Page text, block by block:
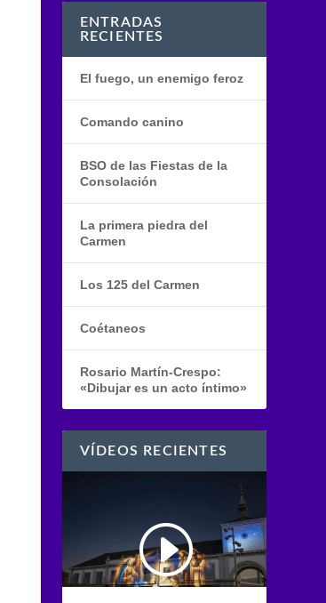
ENTRADAS
RECIENTES
El fuego, un enemigo feroz
Comando canino
BSO de las Fiestas de la
Consolación
La primera piedra del
Carmen
Los 125 del Carmen
Coétaneos
Rosario Martín-Crespo:
«Dibujar es un acto íntimo»
VÍDEOS RECIENTES